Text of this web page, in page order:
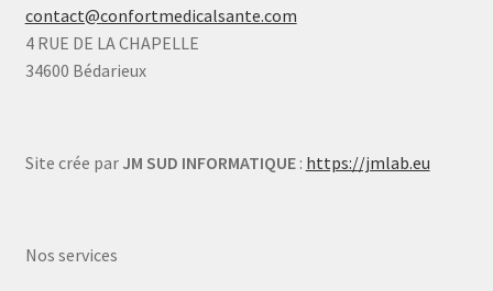
contact@confortmedicalsante.com
4 RUE DE LA CHAPELLE
34600 Bédarieux
Site crée par JM SUD INFORMATIQUE: https://jmlab.eu
Nos services